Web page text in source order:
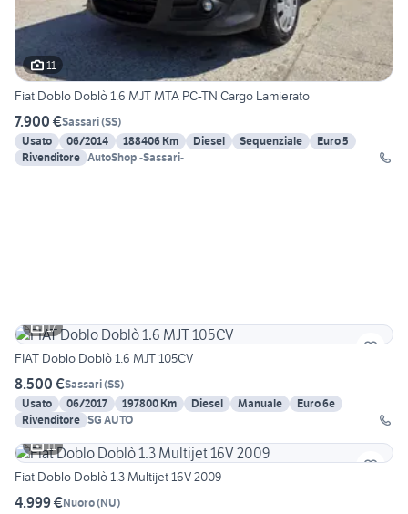
11
Fiat Doblo Doblò 1.6 MJT MTA PC-TN Cargo Lamierato
7.900 €Sassari(SS)
Usato
06/2014 188406 Km Diesel Sequenziale
Euro 5
Rivenditore AutoShop -Sassari-
17
FIAT Doblo Doblò 1.6 MJT 105CV
8.500 €Sassari(SS)
Usato
06/2017 197800 Km Diesel Manuale
Euro 6e
Rivenditore SG AUTO
11
Fiat Doblo Doblò 1.3 Multijet 16V 2009
4.999 €Nuoro(NU)